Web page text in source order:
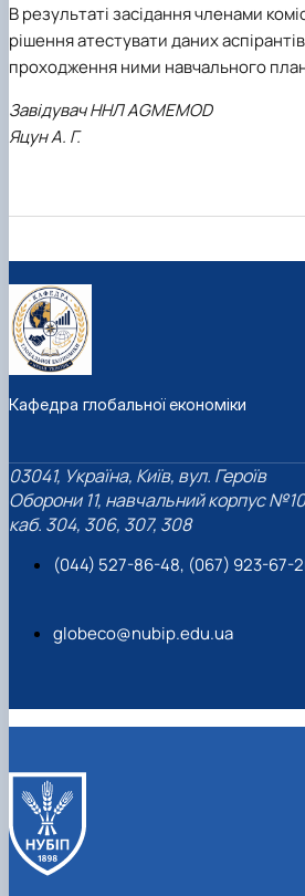
В результаті засідання членами
рішення атестувати даних
проходження ними навчального
Завідувач ННЛ AGMEMOD
Яцун А. Г.
Кафедра глобальної економіки
03041, Україна, Київ, вул. Героїв
Оборони 11, навчальний корпус
каб. 304, 306, 307, 308
(044) 527-86-48, (067) 923-67-
globeco@nubip.edu.ua